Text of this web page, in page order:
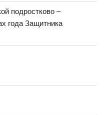
подростково –
года Защитника